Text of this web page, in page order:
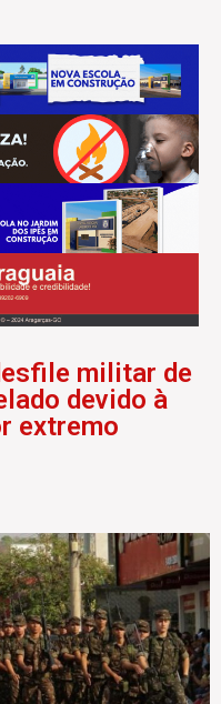
militar de
devido à
extremo